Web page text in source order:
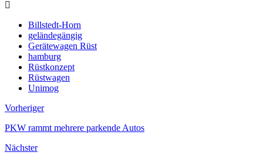
Billstedt-Horn
geländegängig
Gerätewagen Rüst
hamburg
Rüstkonzept
Rüstwagen
Unimog
Vorheriger
PKW rammt mehrere parkende Autos
Nächster